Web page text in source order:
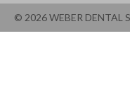
© 2026 WEBER